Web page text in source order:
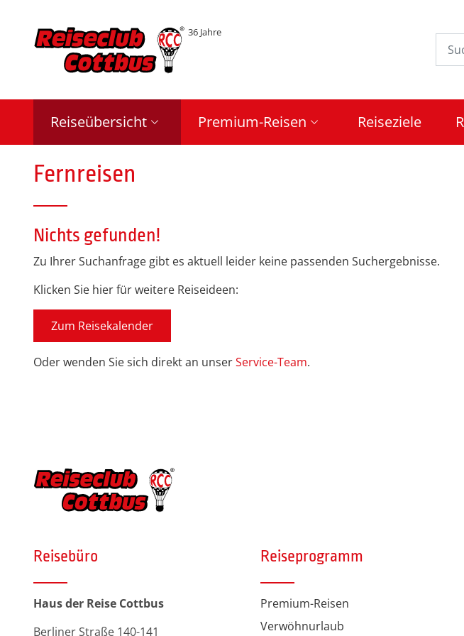
36 Jahre
Reiseübersicht Premium-Reisen Reiseziele
Fernreisen
Nichts gefunden!
Zu Ihrer Suchanfrage gibt es aktuell leider keine passenden Suchergebnisse.
Klicken Sie hier für weitere Reiseideen:
Zum Reisekalender
Oder wenden Sie sich direkt an unserService-Team.
Reisebüro
Haus der Reise Cottbus
Berliner Straße 140-141
Reiseprogramm
Premium-Reisen
Verwöhnurlaub